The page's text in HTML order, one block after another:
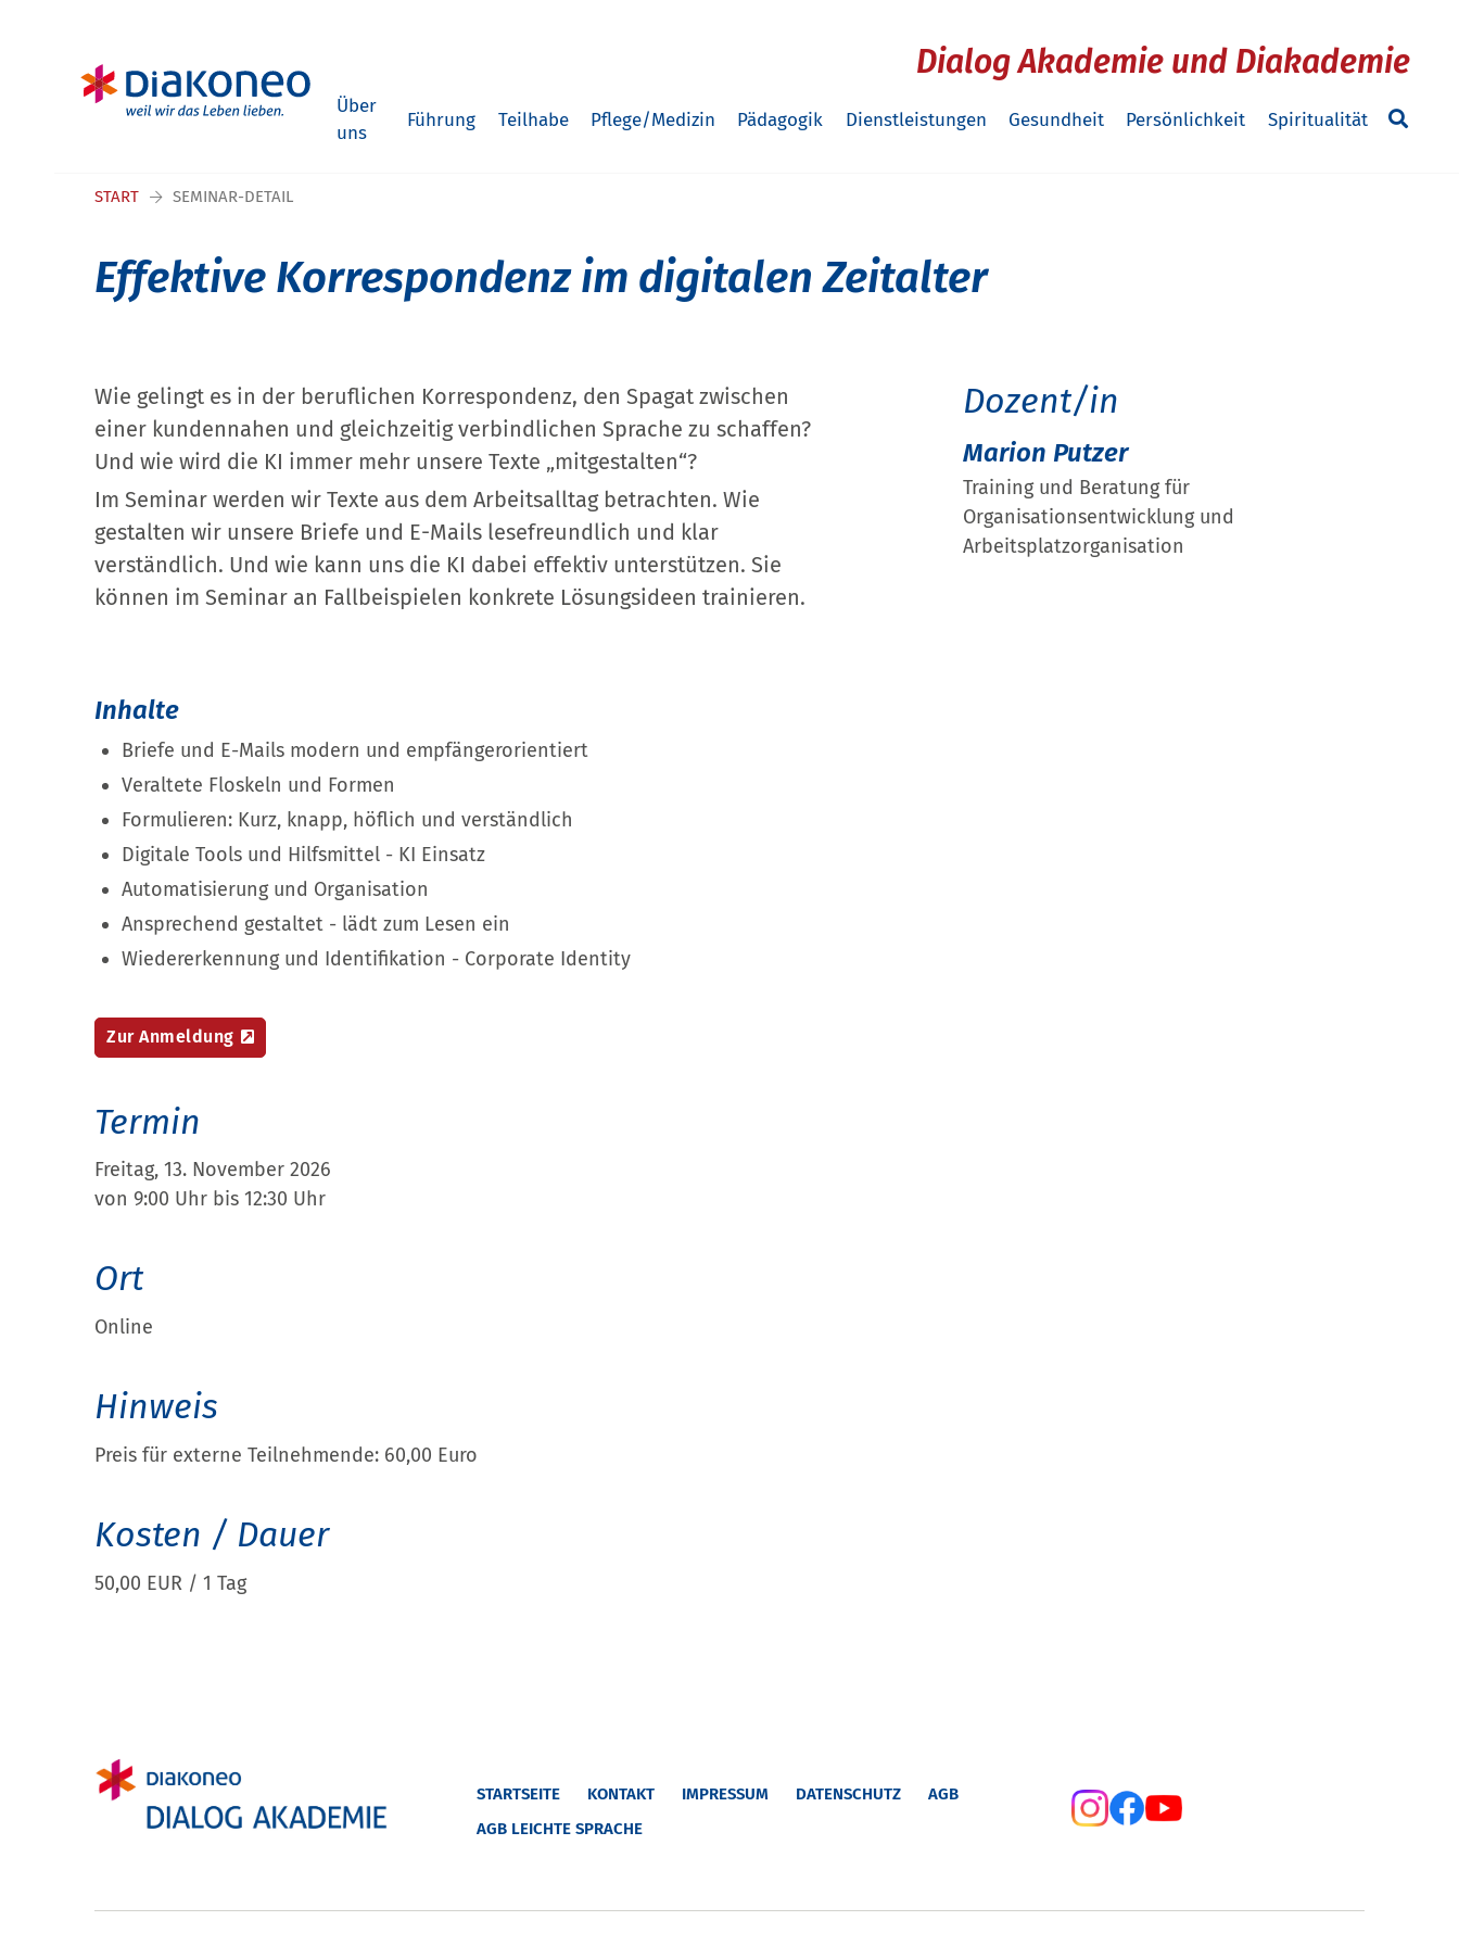
Dialog Akademie und Diakademie
Über
uns
Führung Teilhabe Pflege/Medizin Pädagogik Dienstleistungen Gesundheit Persönlichkeit Spiritualität
START SEMINAR-DETAIL
Effektive Korrespondenz im digitalen Zeitalter
Wie gelingt es in der beruflichen Korrespondenz, den Spagat zwischen
einer kundennahen und gleichzeitig verbindlichen Sprache zu schaffen?
Und wie wird die KI immer mehr unsere Texte „mitgestalten“?
Im Seminar werden wir Texte aus dem Arbeitsalltag betrachten. Wie
gestalten wir unsere Briefe und E-Mails lesefreundlich und klar
verständlich. Und wie kann uns die KI dabei effektiv unterstützen. Sie
können im Seminar an Fallbeispielen konkrete Lösungsideen trainieren.
Inhalte
Briefe und E-Mails modern und empfängerorientiert
Veraltete Floskeln und Formen
Formulieren: Kurz, knapp, höflich und verständlich
Digitale Tools und Hilfsmittel - KI Einsatz
Automatisierung und Organisation
Ansprechend gestaltet - lädt zum Lesen ein
Wiedererkennung und Identifikation - Corporate Identity
Zur Anmeldung
Termin
Freitag, 13. November 2026
von 9:00 Uhr bis 12:30 Uhr
Ort
Online
Hinweis
Preis für externe Teilnehmende: 60,00 Euro
Kosten / Dauer
50,00 EUR / 1 Tag
Dozent/in
Marion Putzer
Training und Beratung für
Organisationsentwicklung und
Arbeitsplatzorganisation
STARTSEITE KONTAKT IMPRESSUM DATENSCHUTZ
AGB
AGB LEICHTE SPRACHE